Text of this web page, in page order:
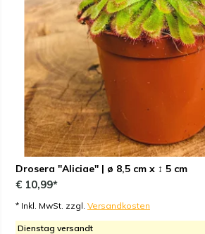
Drosera "Aliciae" | ø 8,5 cm x ↕ 5 cm
€ 10,99*
* Inkl. MwSt. zzgl. Versandkosten
Dienstag versandt